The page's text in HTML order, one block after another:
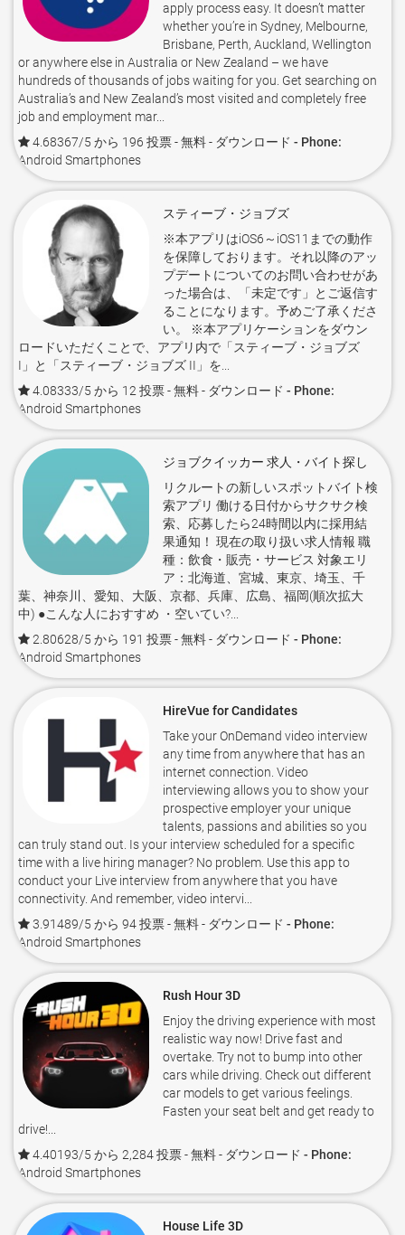
apply process easy. It doesn’t matter
whether you’re in Sydney, Melbourne,
Brisbane, Perth, Auckland, Wellington
or anywhere else in Australia or New Zealand – we have
hundreds of thousands of jobs waiting for you. Get searching on
Australia’s and New Zealand’s most visited and completely free
job and employment mar...
4.68367/5 から 196 投票- 無料 - ダウンロード - Phone:
Android Smartphones
スティーブ・ジョブズ
※本アプリはiOS6～iOS11までの動作
を保障しております。それ以降のアッ
プデートについてのお問い合わせがあ
った場合は、「未定です」とご返信す
ることになります。予めご了承くださ
い。 ※本アプリケーションをダウン
ロードいただくことで、アプリ内で「スティーブ・ジョブズ
I」と「スティーブ・ジョブズ II」を...
4.08333/5 から 12 投票- 無料 - ダウンロード - Phone:
Android Smartphones
ジョブクイッカー 求人・バイト探し
リクルートの新しいスポットバイト検
索アプリ 働ける日付からサクサク検
索、応募したら24時間以内に採用結
果通知！ 現在の取り扱い求人情報 職
種：飲食・販売・サービス 対象エリ
ア：北海道、宮城、東京、埼玉、千
葉、神奈川、愛知、大阪、京都、兵庫、広島、福岡(順次拡大
中) ●こんな人におすすめ ・空いてい?...
2.80628/5 から 191 投票- 無料 - ダウンロード - Phone:
Android Smartphones
HireVue for Candidates
Take your OnDemand video interview
any time from anywhere that has an
internet connection. Video
interviewing allows you to show your
prospective employer your unique
talents, passions and abilities so you
can truly stand out. Is your interview scheduled for a specific
time with a live hiring manager? No problem. Use this app to
conduct your Live interview from anywhere that you have
connectivity. And remember, video intervi...
3.91489/5 から 94 投票- 無料 - ダウンロード - Phone:
Android Smartphones
Rush Hour 3D
Enjoy the driving experience with most
realistic way now! Drive fast and
overtake. Try not to bump into other
cars while driving. Check out different
car models to get various feelings.
Fasten your seat belt and get ready to
drive!...
4.40193/5 から 2,284 投票- 無料 - ダウンロード - Phone:
Android Smartphones
House Life 3D